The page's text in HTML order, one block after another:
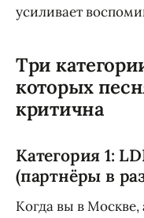
усиливает
Три
которых
критична
Категория 1:
(партнёры в
Когда вы в